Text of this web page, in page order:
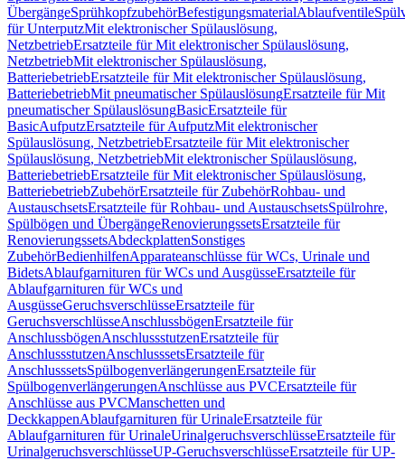
ÜbergängeSprühkopfzubehörBefestigungsmaterialAblaufventile
für UnterputzMit elektronischer Spülauslösung,
NetzbetriebErsatzteile für Mit elektronischer Spülauslösung,
NetzbetriebMit elektronischer Spülauslösung,
BatteriebetriebErsatzteile für Mit elektronischer Spülauslösung,
BatteriebetriebMit pneumatischer SpülauslösungErsatzteile für Mit
pneumatischer SpülauslösungBasicErsatzteile für
BasicAufputzErsatzteile für AufputzMit elektronischer
Spülauslösung, NetzbetriebErsatzteile für Mit elektronischer
Spülauslösung, NetzbetriebMit elektronischer Spülauslösung,
BatteriebetriebErsatzteile für Mit elektronischer Spülauslösung,
BatteriebetriebZubehörErsatzteile für ZubehörRohbau- und
AustauschsetsErsatzteile für Rohbau- und AustauschsetsSpülrohre,
Spülbögen und ÜbergängeRenovierungssetsErsatzteile für
RenovierungssetsAbdeckplattenSonstiges
ZubehörBedienhilfenApparateanschlüsse für WCs, Urinale und
BidetsAblaufgarnituren für WCs und AusgüsseErsatzteile für
Ablaufgarnituren für WCs und
AusgüsseGeruchsverschlüsseErsatzteile für
GeruchsverschlüsseAnschlussbögenErsatzteile für
AnschlussbögenAnschlussstutzenErsatzteile für
AnschlussstutzenAnschlusssetsErsatzteile für
AnschlusssetsSpülbogenverlängerungenErsatzteile für
SpülbogenverlängerungenAnschlüsse aus PVCErsatzteile für
Anschlüsse aus PVCManschetten und
DeckkappenAblaufgarnituren für UrinaleErsatzteile für
Ablaufgarnituren für UrinaleUrinalgeruchsverschlüsseErsatzteile für
UrinalgeruchsverschlüsseUP-GeruchsverschlüsseErsatzteile für UP-